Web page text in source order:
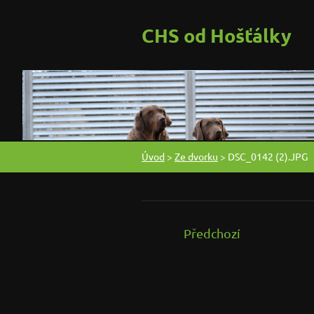
CHS od Hošťálky
Úvod > Ze dvorku > DSC_0142 (2).JPG
Předchozí